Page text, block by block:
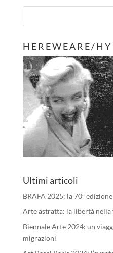
H E R E W E A R E / H Y
Ultimi articoli
BRAFA 2025: la 70ª
Arte astratta: la libertà nella
Biennale Arte 2024: un
migrazioni